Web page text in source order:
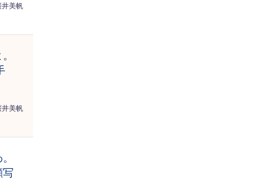
井美帆
井美帆
写